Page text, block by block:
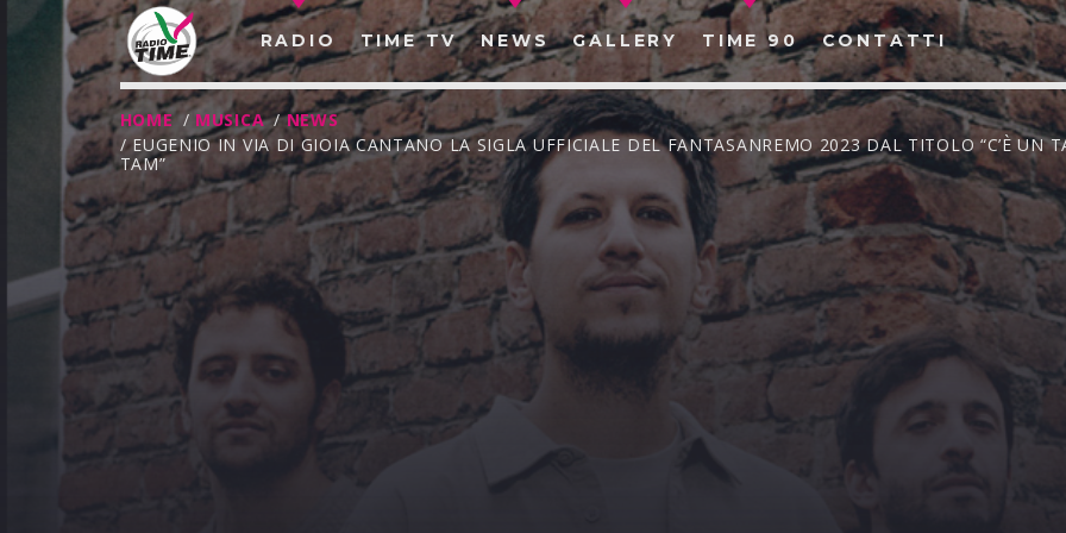
RADIO TIME TV NEWS GALLERY TIME 90 CONTATTI
CERCA NEL SITO WEB:
HOME / MUSICA /NEWS
/ EUGENIO IN VIA DI GIOIA CANTANO LA SIGLA UFFICIALE DEL FANTASANREMO 2023 DAL TITOLO “C’È UN
TAM”